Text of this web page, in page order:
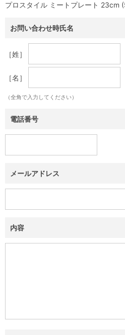
プロスタイル ミートプレート 23cm
お問い合わせ時氏名
［姓］
［名］
（全角で入力してください）
電話番号
メールアドレス
内容